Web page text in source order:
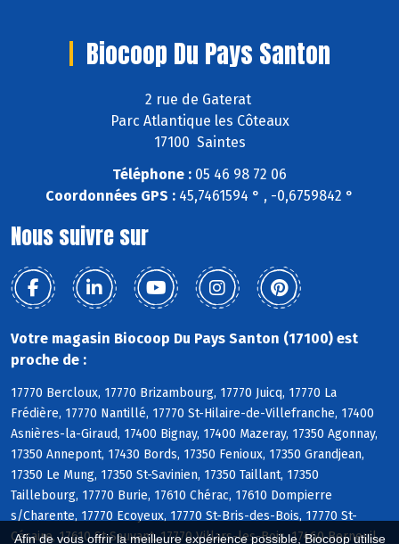
Afin de vous offrir la meilleure expérience possible, Biocoop utilise
Biocoop Du Pays Santon
2 rue de Gaterat
Parc Atlantique les Côteaux
17100 Saintes
Téléphone : 05 46 98 72 06
Coordonnées GPS : 45,7461594 ° , -0,6759842 °
Nous suivre sur
Votre magasin Biocoop Du Pays Santon (17100) est
proche de :
17770 Bercloux, 17770 Brizambourg, 17770 Juicq, 17770 La
Frédière, 17770 Nantillé, 17770 St-Hilaire-de-Villefranche, 17400
Asnières-la-Giraud, 17400 Bignay, 17400 Mazeray, 17350 Agonnay,
17350 Annepont, 17430 Bords, 17350 Fenioux, 17350 Grandjean,
17350 Le Mung, 17350 St-Savinien, 17350 Taillant, 17350
Taillebourg, 17770 Burie, 17610 Chérac, 17610 Dompierre
s/Charente, 17770 Ecoyeux, 17770 St-Bris-des-Bois, 17770 St-
Césaire, 17610 St-Sauvant, 17770 Villars-les-Bois, 17460 Berneuil,